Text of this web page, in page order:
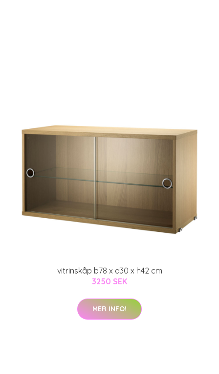
vitrinskåp b78 x d30 x h42 cm
3250 SEK
MER INFO!